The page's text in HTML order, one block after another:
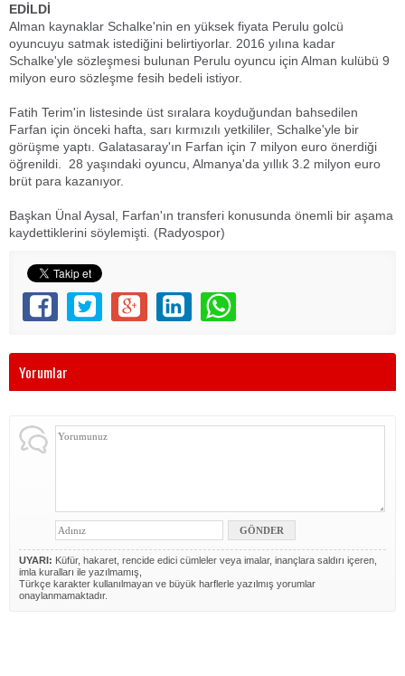
EDİLDİ
Alman kaynaklar Schalke'nin en yüksek fiyata Perulu golcü
oyuncuyu satmak istediğini belirtiyorlar. 2016 yılına kadar
Schalke'yle sözleşmesi bulunan Perulu oyuncu için Alman kulübü 9
milyon euro sözleşme fesih bedeli istiyor.
Fatih Terim'in listesinde üst sıralara koyduğundan bahsedilen
Farfan için önceki hafta, sarı kırmızılı yetkililer, Schalke'yle bir
görüşme yaptı. Galatasaray'ın Farfan için 7 milyon euro önerdiği
öğrenildi. 28 yaşındaki oyuncu, Almanya'da yıllık 3.2 milyon euro
brüt para kazanıyor.
Başkan Ünal Aysal, Farfan'ın transferi konusunda önemli bir aşama
kaydettiklerini söylemişti. (Radyospor)
Yorumlar
UYARI: Küfür, hakaret, rencide edici cümleler veya imalar, inançlara saldırı içeren,
imla kuralları ile yazılmamış,
Türkçe karakter kullanılmayan ve büyük harflerle yazılmış yorumlar
onaylanmamaktadır.